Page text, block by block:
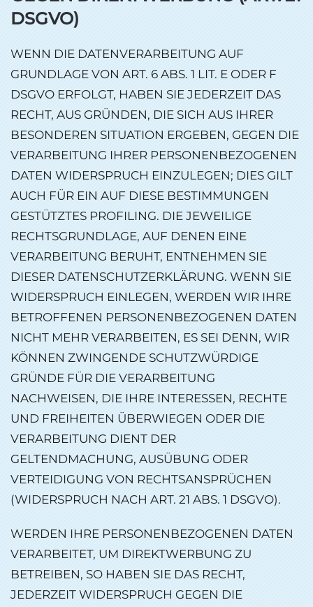
DSGVO)
WENN DIE DATENVERARBEITUNG AUF
GRUNDLAGE VON ART. 6 ABS. 1 LIT. E ODER F
DSGVO ERFOLGT, HABEN SIE JEDERZEIT DAS
RECHT, AUS GRÜNDEN, DIE SICH AUS IHRER
BESONDEREN SITUATION ERGEBEN, GEGEN DIE
VERARBEITUNG IHRER PERSONENBEZOGENEN
DATEN WIDERSPRUCH EINZULEGEN; DIES GILT
AUCH FÜR EIN AUF DIESE BESTIMMUNGEN
GESTÜTZTES PROFILING. DIE JEWEILIGE
RECHTSGRUNDLAGE, AUF DENEN EINE
VERARBEITUNG BERUHT, ENTNEHMEN SIE
DIESER DATENSCHUTZERKLÄRUNG. WENN SIE
WIDERSPRUCH EINLEGEN, WERDEN WIR IHRE
BETROFFENEN PERSONENBEZOGENEN DATEN
NICHT MEHR VERARBEITEN, ES SEI DENN, WIR
KÖNNEN ZWINGENDE SCHUTZWÜRDIGE
GRÜNDE FÜR DIE VERARBEITUNG
NACHWEISEN, DIE IHRE INTERESSEN, RECHTE
UND FREIHEITEN ÜBERWIEGEN ODER DIE
VERARBEITUNG DIENT DER
GELTENDMACHUNG, AUSÜBUNG ODER
VERTEIDIGUNG VON RECHTSANSPRÜCHEN
(WIDERSPRUCH NACH ART. 21 ABS. 1 DSGVO).
WERDEN IHRE PERSONENBEZOGENEN DATEN
VERARBEITET, UM DIREKTWERBUNG ZU
BETREIBEN, SO HABEN SIE DAS RECHT,
JEDERZEIT WIDERSPRUCH GEGEN DIE